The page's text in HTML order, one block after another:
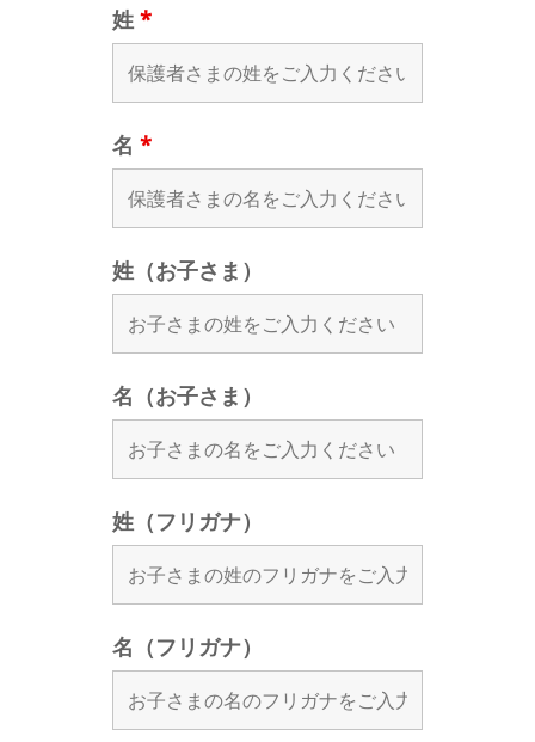
姓 *
名 *
姓（お子さま）
名（お子さま）
姓（フリガナ）
名（フリガナ）